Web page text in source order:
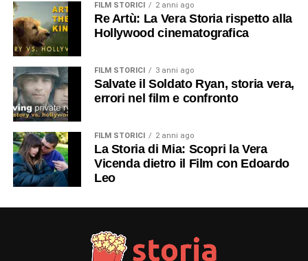
FILM STORICI 2 anni ago
Re Artù: La Vera Storia rispetto alla
Hollywood cinematografica
FILM STORICI 3 anni ago
Salvate il Soldato Ryan, storia vera,
errori nel film e confronto
FILM STORICI 2 anni ago
La Storia di Mia: Scopri la Vera
Vicenda dietro il Film con Edoardo
Leo